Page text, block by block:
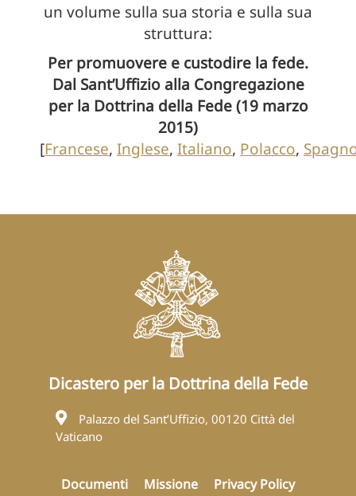
un volume sulla sua storia e sulla sua
struttura:
Per promuovere e custodire la fede.
Dal Sant’Uffizio alla Congregazione
per la Dottrina della Fede (19 marzo
2015)
[Francese, Inglese, Italiano, Polacco,
Dicastero per la Dottrina della Fede
Palazzo del Sant’Uffizio, 00120 Città del
Vaticano
Documenti Missione Privacy Policy